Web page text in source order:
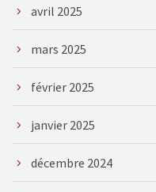
avril 2025
mars 2025
février 2025
janvier 2025
décembre 2024